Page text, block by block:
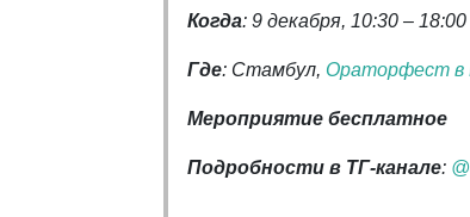
Когда: 9 декабря, 10:30 – 18:00
Где: Стамбул, Ораторфест в
Мероприятие бесплатное
Подробности в ТГ-канале: